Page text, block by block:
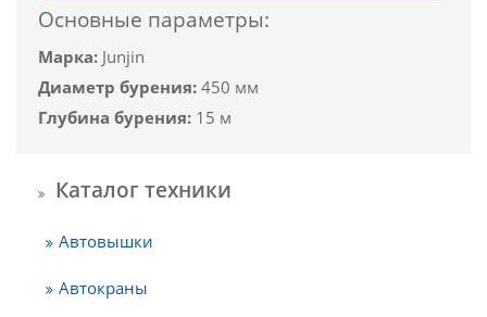
Основные параметры:
Марка: Junjin
Диаметр бурения: 450 мм
Глубина бурения: 15 м
Каталог техники
Автовышки
Автокраны